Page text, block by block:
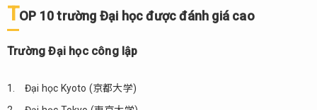
học tự
1.1.
10
trường
TOP 10 trường Đại học được đánh giá cao
Trường Đại học công lập
Đại học Kyoto (京都大学)